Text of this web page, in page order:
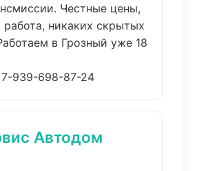
Честные цены,
работа, никаких скрытых
в Грозный уже 18
939-698-87-24
Автодом